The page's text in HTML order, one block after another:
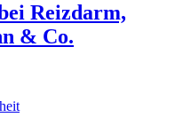
Reizdarm,
& Co.